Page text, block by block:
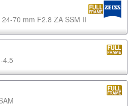
70 mm F2.8 ZA SSM II
4.5